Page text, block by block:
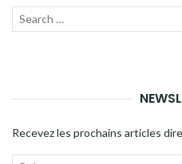
Recherche
Recevez les prochains articles